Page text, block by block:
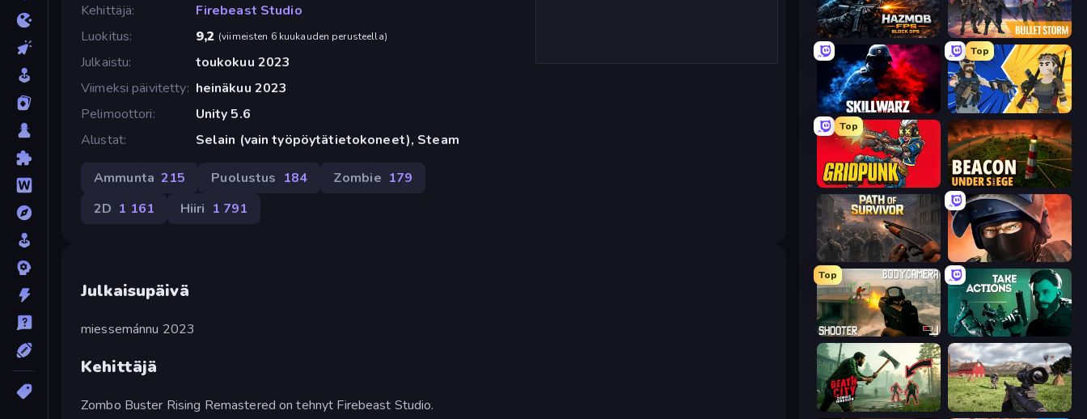
Kehittäjä
Firebeast Studio
Luokitus
9,2 (viimeisten 6 kuukauden perusteella)
Julkaistu
toukokuu 2023
Viimeksi päivitetty heinäkuu 2023
Pelimoottori
Unity 5.6
Alustat
Selain (vain työpöytätietokoneet), Steam
Ammunta 215 Puolustus 184 Zombie 179
2D 1 161 Hiiri 1 791
Julkaisupäivä
miessemánnu 2023
Kehittäjä
Zombo Buster Rising Remastered on tehnyt Firebeast Studio.
Hazmob FPS: Online Shooter Bulletstorm
SkillWarz
Top
BuildNow GG
Top
Beacon Under Siege
Path of Survivor Bullet Force
Top
BodyCamera Shooter Take Actions
Death City Zombie Invasion Dead Zed